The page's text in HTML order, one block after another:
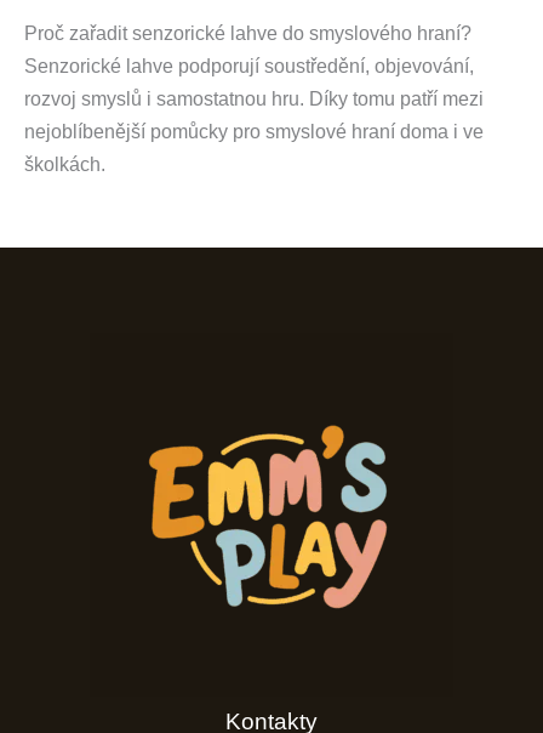
Proč zařadit senzorické lahve do smyslového hraní?
Senzorické lahve podporují soustředění, objevování,
rozvoj smyslů i samostatnou hru. Díky tomu patří mezi
nejoblíbenější pomůcky pro smyslové hraní doma i ve
školkách.
Kontakty